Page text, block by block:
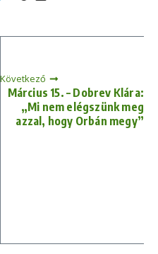
Következő
Március 15. – Dobrev Klára:
„Mi nem elégszünk meg
azzal, hogy Orbán megy”